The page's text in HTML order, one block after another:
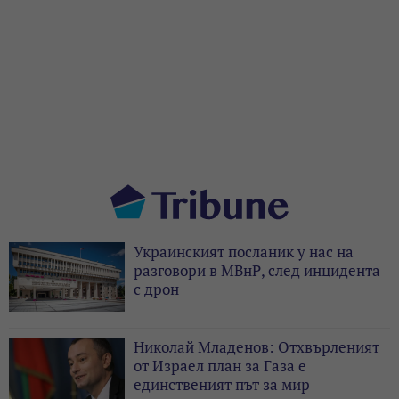
Украинският посланик у нас на
разговори в МВнР, след инцидента
с дрон
Николай Младенов: Отхвърленият
от Израел план за Газа е
единственият път за мир